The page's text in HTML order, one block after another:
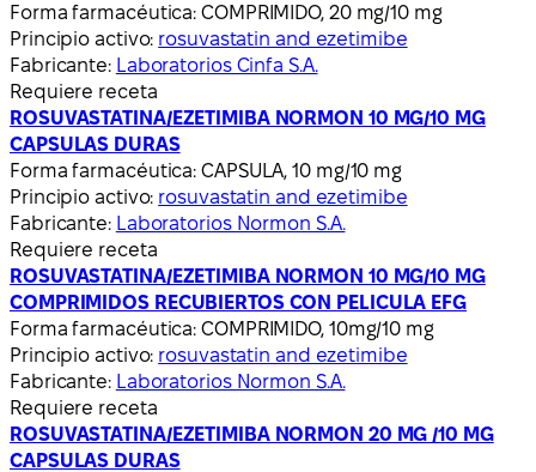
Forma farmacéutica: COMPRIMIDO, 20 mg/10 mg
Principio activo: rosuvastatin and ezetimibe
Fabricante: Laboratorios Cinfa S.A.
Requiere receta
ROSUVASTATINA/EZETIMIBA NORMON 10 MG/10 MG
CAPSULAS DURAS
Forma farmacéutica: CAPSULA, 10 mg/10 mg
Principio activo: rosuvastatin and ezetimibe
Fabricante: Laboratorios Normon S.A.
Requiere receta
ROSUVASTATINA/EZETIMIBA NORMON 10 MG/10 MG
COMPRIMIDOS RECUBIERTOS CON PELICULA EFG
Forma farmacéutica: COMPRIMIDO, 10mg/10 mg
Principio activo: rosuvastatin and ezetimibe
Fabricante: Laboratorios Normon S.A.
Requiere receta
ROSUVASTATINA/EZETIMIBA NORMON 20 MG /10 MG
CAPSULAS DURAS